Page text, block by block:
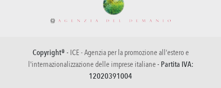
Copyright® - ICE - Agenzia per la promozione all’estero e
l'internazionalizzazione delle imprese italiane - Partita IVA:
12020391004